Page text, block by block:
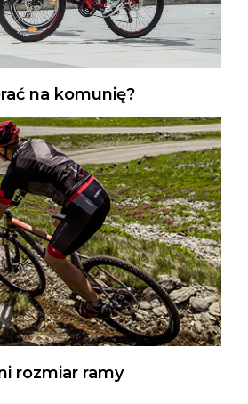
na komunię?
rozmiar ramy